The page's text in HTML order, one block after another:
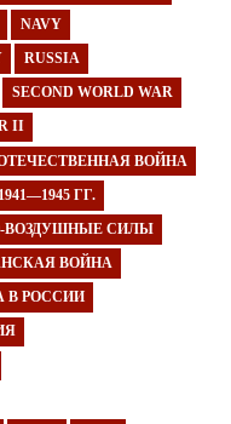
NAVY
RUSSIA
SECOND WORLD WAR
II
ВОЙНА
ГГ.
ВОЗДУШНЫЕ СИЛЫ
ВОЙНА
В РОССИИ